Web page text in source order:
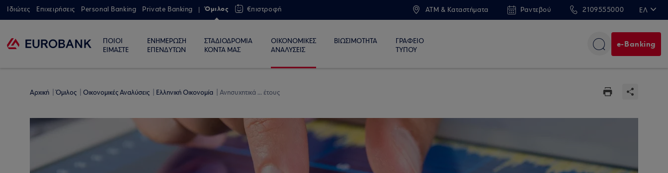
Ιδιώτες Επιχειρήσεις Personal Banking Private Banking Όμιλος €πιστροφή ATM & Καταστήματα Ραντεβού 2109555000 ΕΛ
ΠΟΙΟΙ
ΕΙΜΑΣΤΕ
ΕΝΗΜΕΡΩΣΗ
ΕΠΕΝΔΥΤΩΝ
ΣΤΑΔΙΟΔΡΟΜΙΑ
ΚΟΝΤΑ ΜΑΣ
ΟΙΚΟΝΟΜΙΚΕΣ
ΑΝΑΛΥΣΕΙΣ
ΒΙΩΣΙΜΟΤΗΤΑ
ΓΡΑΦΕΙΟ
ΤΥΠΟΥ
e-Banking
Αρχική Όμιλος Οικονομικές Αναλύσεις Ελληνική Οικονομία Ανησυχητικά ... έτους